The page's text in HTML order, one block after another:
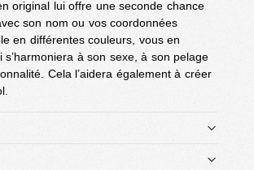
original lui offre une seconde chance
son nom ou vos coordonnées
en différentes couleurs, vous en
à son sexe, à son pelage
Cela l’aidera également à créer